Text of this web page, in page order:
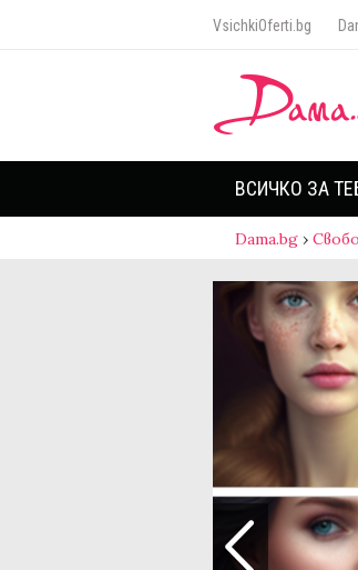
VsichkiOferti.bg
ВСИЧКО ЗА
Dama.bg ›